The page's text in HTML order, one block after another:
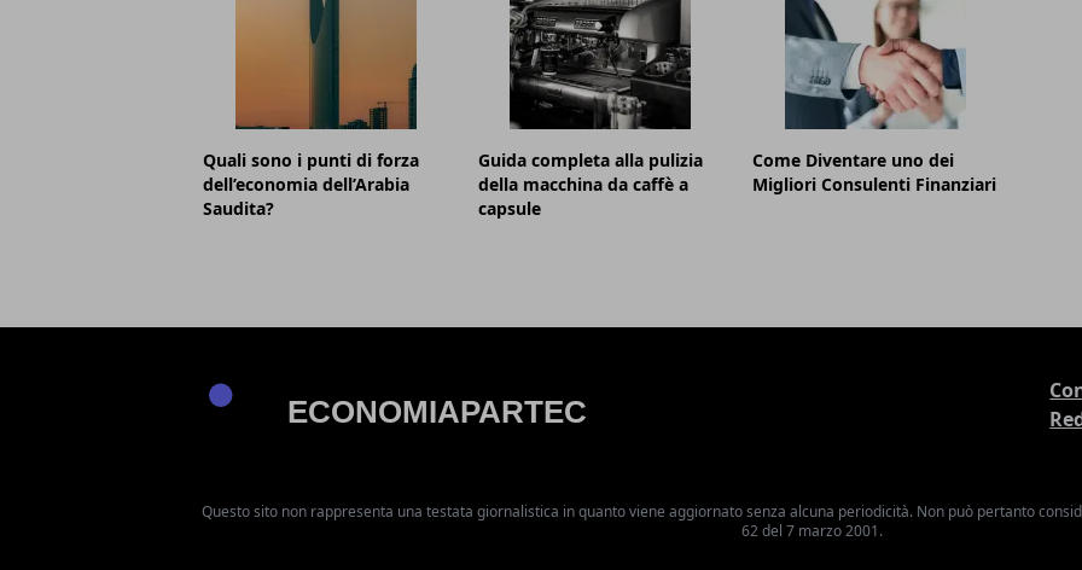
Quali sono i punti di forza
dell’economia dell’Arabia
Saudita?
Guida completa alla pulizia
della macchina da caffè a
capsule
Come Diventare uno dei
Migliori Consulenti Finanziari
Questo sito non rappresenta una testata giornalistica in quanto viene aggiornato senza alcuna periodicità. Non può pertanto
62 del 7 marzo 2001.